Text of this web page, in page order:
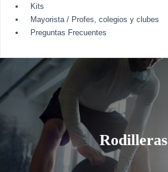
Kits
Mayorista / Profes, colegios y clubes
Preguntas Frecuentes
Rodilleras